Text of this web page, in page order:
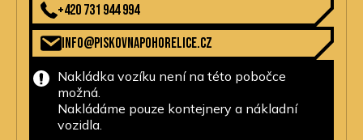
+420 731 944 994
info@piskovnapohorelice.cz
Nakládka vozíku není na této pobočce
možná.
Nakládáme pouze kontejnery a nákladní
vozidla.